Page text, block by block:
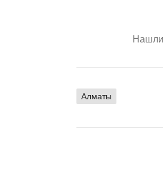
Нашли
Алматы